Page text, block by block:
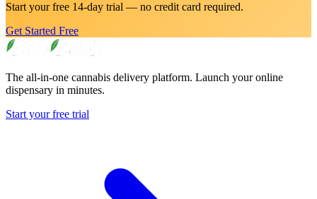
Start your free 14-day trial — no credit card required.
Get Started Free
The all-in-one cannabis delivery platform. Launch your online
dispensary in minutes.
Start your free trial